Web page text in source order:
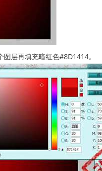
层再填充暗红色#8D1414。